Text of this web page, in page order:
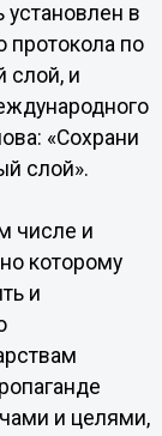
в
протокола по
слой, и
«Сохрани
слой».
числе и
которому
и
и целями,